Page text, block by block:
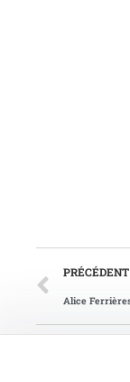
PRÉCÉDENT